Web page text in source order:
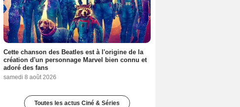
Cette chanson des Beatles est à l'origine de la
création d'un personnage Marvel bien connu et
adoré des fans
samedi 8 août 2026
Toutes les actus Ciné & Séries